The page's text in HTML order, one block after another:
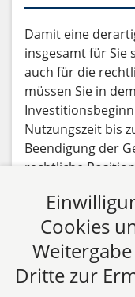
Damit eine
insgesamt für Sie
auch für die
müssen Sie in
Nutzungszeit bis
Beendigung der
rechtliche
gelten.
Beitrag lesen
Cookies
Dritte zur